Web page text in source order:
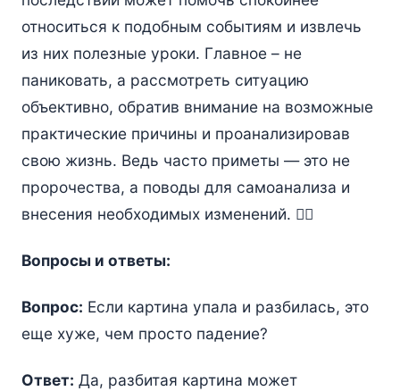
относиться к подобным событиям и извлечь
из них полезные уроки. Главное – не
паниковать, а рассмотреть ситуацию
объективно, обратив внимание на возможные
практические причины и проанализировав
свою жизнь. Ведь часто приметы — это не
пророчества, а поводы для самоанализа и
внесения необходимых изменений. 🧘‍♀️
Вопросы и ответы:
Вопрос: Если картина упала и разбилась, это
еще хуже, чем просто падение?
Ответ: Да, разбитая картина может